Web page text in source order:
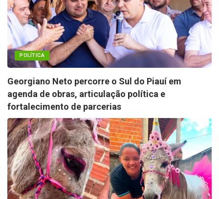
POLÍTICA
Georgiano Neto percorre o Sul do Piauí em
agenda de obras, articulação política e
fortalecimento de parcerias